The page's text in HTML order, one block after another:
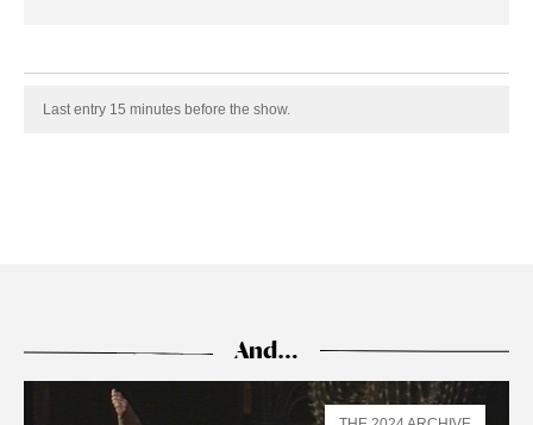
Last entry 15 minutes before the show.
And…